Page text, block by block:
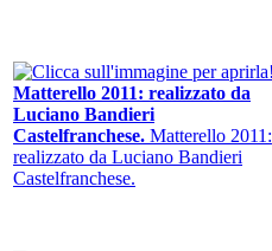
Matterello 2011: realizzato da
Luciano Bandieri
Castelfranchese. Matterello 2011:
realizzato da Luciano Bandieri
Castelfranchese.